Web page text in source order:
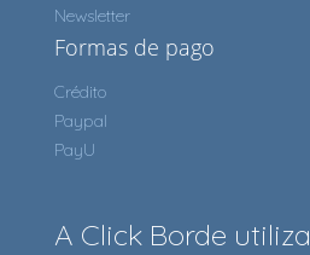
Newsletter
Formas de pago
Crédito
Paypal
PayU
A Click Borde utiliza